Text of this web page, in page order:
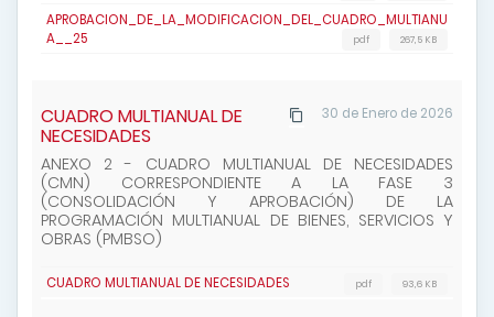
APROBACION_DE_LA_MODIFICACION_DEL_CUADRO_MULTIANU
A__25
267,5 KB
pdf
30 de Enero de 2026
CUADRO MULTIANUAL DE
NECESIDADES
ANEXO 2 - CUADRO MULTIANUAL DE NECESIDADES
(CMN) CORRESPONDIENTE A LA FASE 3
(CONSOLIDACIÓN Y APROBACIÓN) DE LA
PROGRAMACIÓN MULTIANUAL DE BIENES, SERVICIOS Y
OBRAS (PMBSO)
CUADRO MULTIANUAL DE NECESIDADES 93,6 KB
pdf